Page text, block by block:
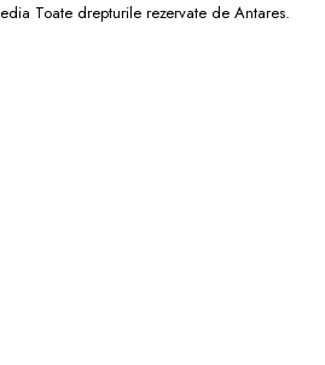
Toate drepturile rezervate de Antares.